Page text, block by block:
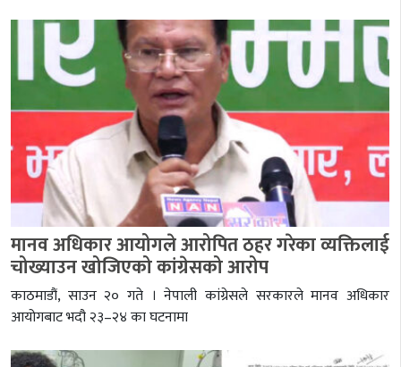
मानव अधिकार आयोगले आरोपित ठहर गरेका व्यक्तिलाई
चोख्याउन खोजिएको कांग्रेसको आरोप
काठमाडौं, साउन २० गते । नेपाली कांग्रेसले सरकारले मानव अधिकार
आयोगबाट भदौ २३–२४ का घटनामा